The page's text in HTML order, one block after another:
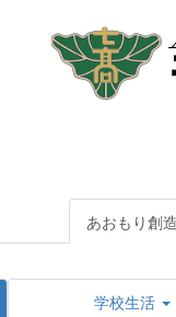
あおもり創
学校生活